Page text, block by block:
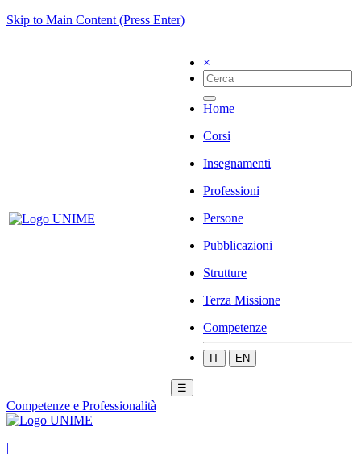
Skip to Main Content (Press Enter)
×
Home
Corsi
Insegnamenti
Professioni
Persone
Pubblicazioni
Strutture
Terza Missione
Competenze
IT EN
☰
Competenze e Professionalità
|